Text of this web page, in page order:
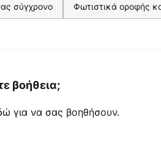
σύγχρονο Φωτιστικά οροφής
βοήθεια;
για να σας βοηθήσουν.